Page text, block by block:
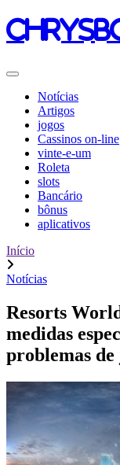
Notícias
Artigos
jogos
Cassinos on-line
vinte-e-um
Roleta
slots
Bancário
bônus
aplicativos
Início
Notícias
Resorts
medidas
problemas de